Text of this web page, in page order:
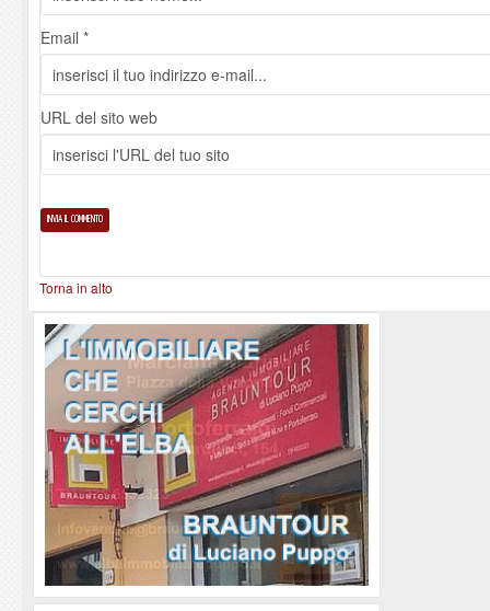
Email *
URL del sito web
Torna in alto